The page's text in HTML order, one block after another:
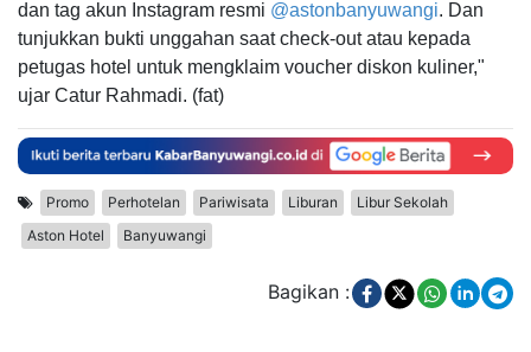
dan tag akun Instagram resmi @astonbanyuwangi. Dan
tunjukkan bukti unggahan saat check-out atau kepada
petugas hotel untuk mengklaim voucher diskon kuliner,"
ujar Catur Rahmadi. (fat)
Promo Perhotelan Pariwisata Liburan
Libur Sekolah
Aston Hotel
Banyuwangi
Bagikan :